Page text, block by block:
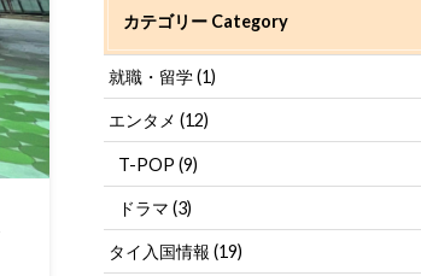
カテゴリー Category
就職・留学(1)
エンタメ(12)
T-POP (9)
ドラマ (3)
タイ入国情報(19)